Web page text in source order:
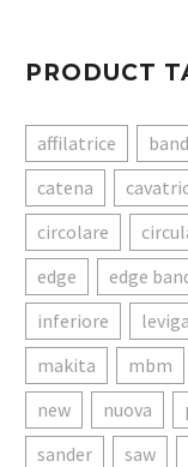
PRODUCT
affilatrice band
catena
circolare
edge
edge
inferiore
makita
mbm
new
nuova
sander
saw